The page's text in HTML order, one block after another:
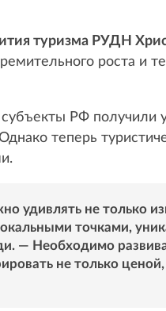
туризма РУДН
роста и
РФ получили
теперь
удивлять не только
точками,
— Необходимо
не только